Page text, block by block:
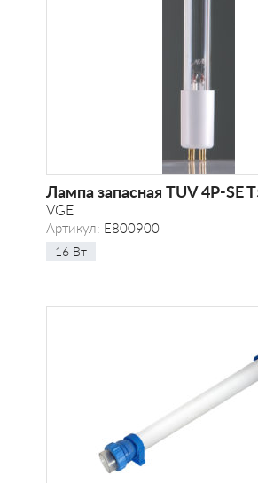
Лампа запасная TUV 4P-SE
VGE
Артикул: E800900
16 Вт